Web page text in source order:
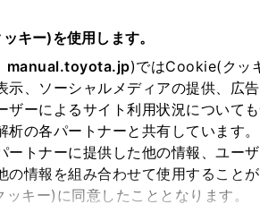
キー)を使用します。
manual.toyota.jp)ではCookie(クッ
示、ソーシャルメディアの提供、広
ザーによるサイト利用状況について
析の各パートナーと共有しています
ートナーに提供した他の情報、ユー
の情報を組み合わせて使用すること
キー)に同意したこととなります。